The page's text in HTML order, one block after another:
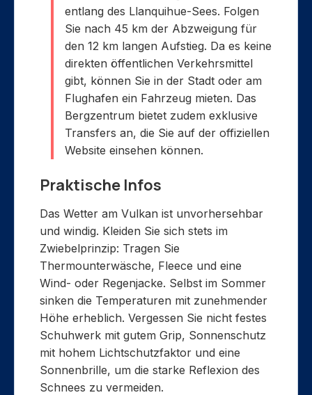
entlang des Llanquihue-Sees. Folgen
Sie nach 45 km der Abzweigung für
den 12 km langen Aufstieg. Da es keine
direkten öffentlichen Verkehrsmittel
gibt, können Sie in der Stadt oder am
Flughafen ein Fahrzeug mieten. Das
Bergzentrum bietet zudem exklusive
Transfers an, die Sie auf der offiziellen
Website einsehen können.
Praktische Infos
Das Wetter am Vulkan ist unvorhersehbar
und windig. Kleiden Sie sich stets im
Zwiebelprinzip: Tragen Sie
Thermounterwäsche, Fleece und eine
Wind- oder Regenjacke. Selbst im Sommer
sinken die Temperaturen mit zunehmender
Höhe erheblich. Vergessen Sie nicht festes
Schuhwerk mit gutem Grip, Sonnenschutz
mit hohem Lichtschutzfaktor und eine
Sonnenbrille, um die starke Reflexion des
Schnees zu vermeiden.